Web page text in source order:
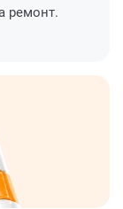
ремонт.